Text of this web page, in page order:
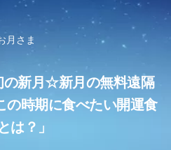
g
e
v
i
g
月さま
の新月☆新月の無料遠隔
の時期に食べたい開運食
は？」